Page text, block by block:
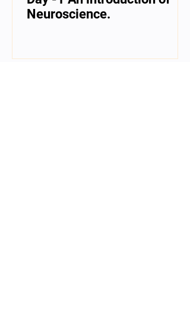
Neuroscience.